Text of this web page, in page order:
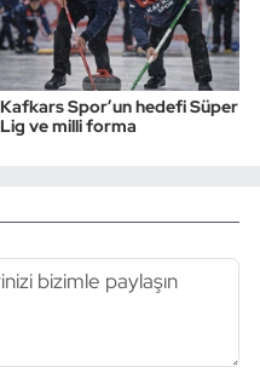
Kafkars Spor’un hedefi Süper
Lig ve milli forma